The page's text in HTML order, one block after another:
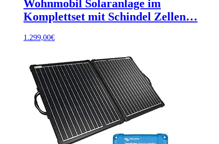
Wohnmobil Solaranlage im
Komplettset mit Schindel Zellen…
1.299,00€